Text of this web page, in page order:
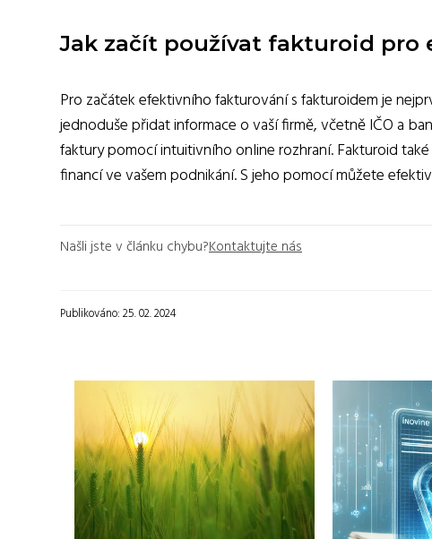
Jak začít používat fakturoid pro
Pro začátek efektivního fakturování s fakturoidem je
jednoduše přidat informace o vaší firmě, včetně IČO a
faktury pomocí intuitivního online rozhraní. Fakturoid
financí ve vašem podnikání. S jeho pomocí můžete
Našli jste v článku chybu?Kontaktujte nás
Publikováno: 25. 02. 2024